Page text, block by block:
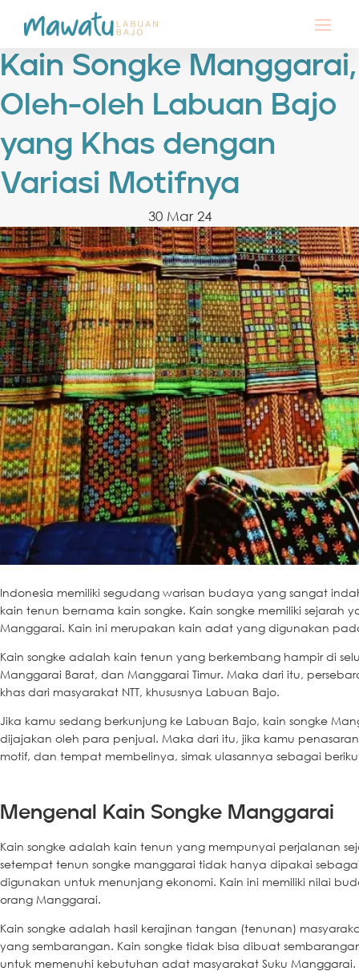
Kain Songke Manggarai,
Oleh-oleh Labuan Bajo
yang Khas dengan
Variasi Motifnya
30 Mar 24
Indonesia memiliki segudang warisan budaya yang sangat
kain tenun bernama kain songke. Kain songke memiliki
Manggarai. Kain ini merupakan kain adat yang digunakan
Kain songke adalah kain tenun yang berkembang hampir di
Manggarai Barat, dan Manggarai Timur. Maka dari itu,
khas dari masyarakat NTT, khususnya Labuan Bajo.
Jika kamu sedang berkunjung ke Labuan Bajo, kain songke
dijajakan oleh para penjual. Maka dari itu, jika kamu
motif, dan tempat membelinya, simak ulasannya sebagai
Mengenal Kain Songke Manggarai
Kain songke adalah kain tenun yang mempunyai perjalanan
setempat tenun songke manggarai tidak hanya dipakai
digunakan untuk menunjang ekonomi. Kain ini memiliki nilai
orang Manggarai.
Kain songke adalah hasil kerajinan tangan (tenunan)
yang sembarangan. Kain songke tidak bisa dibuat
untuk memenuhi kebutuhan adat masyarakat Suku Manggarai.